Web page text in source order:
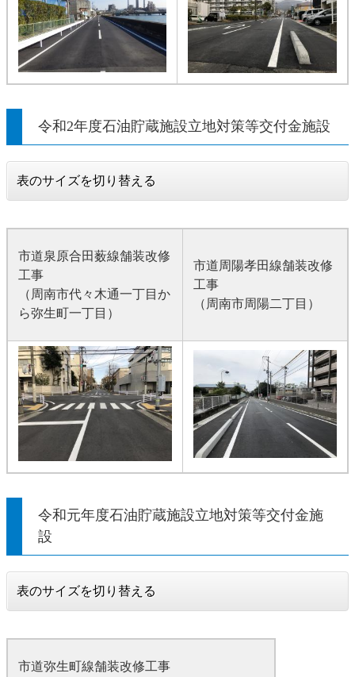
令和2年度石油貯蔵施設立地対策等交付金施設
表のサイズを切り替える
市道泉原合田薮線舗装改修
工事
（周南市代々木通一丁目か
ら弥生町一丁目）
市道周陽孝田線舗装改修
工事
（周南市周陽二丁目）
令和元年度石油貯蔵施設立地対策等交付金施
設
表のサイズを切り替える
市道弥生町線舗装改修工事